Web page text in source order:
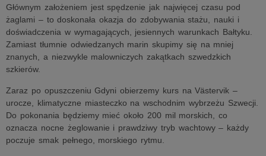
Głównym założeniem jest spędzenie jak najwięcej czasu pod
żaglami – to doskonała okazja do zdobywania stażu, nauki i
doświadczenia w wymagających, jesiennych warunkach Bałtyku.
Zamiast tłumnie odwiedzanych marin skupimy się na mniej
znanych, a niezwykle malowniczych zakątkach szwedzkich
szkierów.
Zaraz po opuszczeniu Gdyni obierzemy kurs na Västervik –
urocze, klimatyczne miasteczko na wschodnim wybrzeżu Szwecji.
Do pokonania będziemy mieć około 200 mil morskich, co
oznacza nocne żeglowanie i prawdziwy tryb wachtowy – każdy
poczuje smak pełnego, morskiego rytmu.